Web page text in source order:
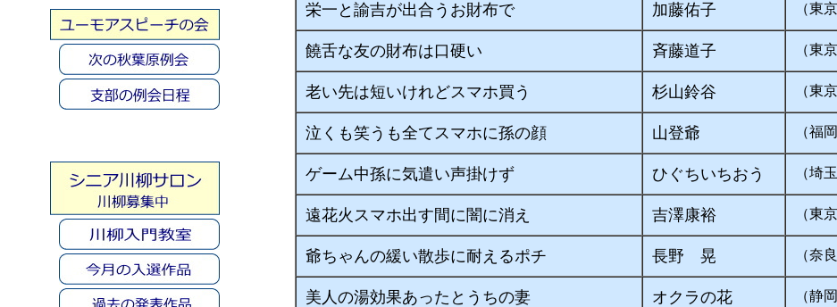
栄一と諭吉が出合うお財布で 加藤佑子 （東
饒舌な友の財布は口硬い 斉藤道子 （東
老い先は短いけれどスマホ買う 杉山鈴谷 （東
泣くも笑うも全てスマホに孫の顔 山登爺 （福
ゲーム中孫に気遣い声掛けず ひぐちいちおう （埼
遠花火スマホ出す間に闇に消え 吉澤康裕 （東
爺ちゃんの緩い散歩に耐えるポチ 長野 晃 （奈
美人の湯効果あったとうちの妻 オクラの花 （静